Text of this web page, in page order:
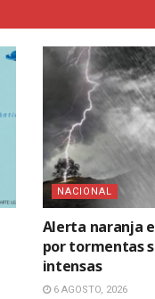
NACIONAL
Alerta naranja
por tormentas
intensas
6 AGOSTO, 2026